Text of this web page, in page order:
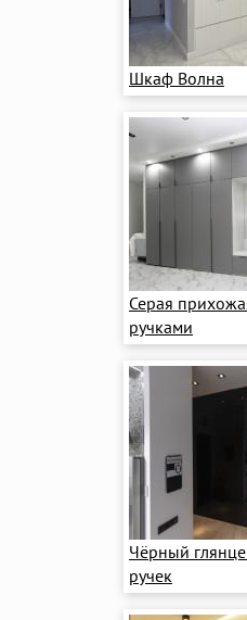
Шкаф Волна
Серая
ручками
Чёрный
ручек